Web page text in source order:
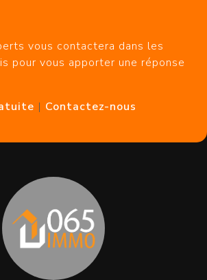
vous contactera dans les
pour vous apporter une réponse
| Contactez-nous